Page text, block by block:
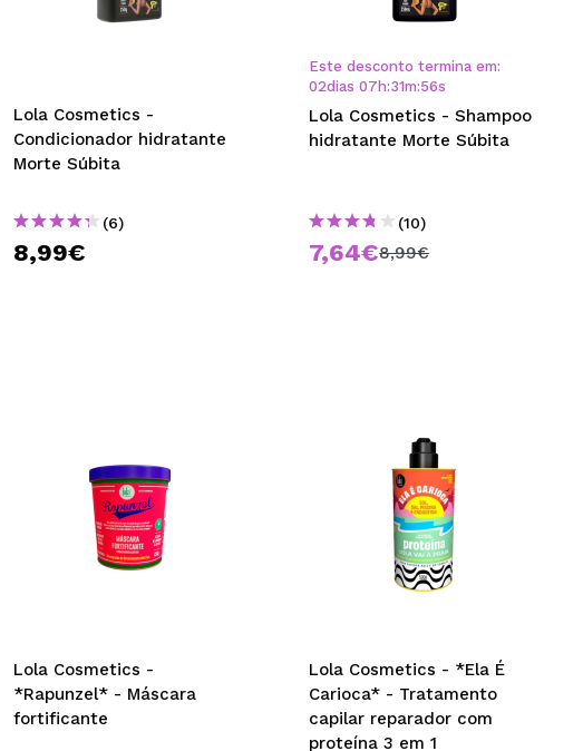
Lola Cosmetics -
Condicionador hidratante
Morte Súbita
(6)
8,99€
Este desconto termina em:
02dias 07 h:31m:55s
Lola Cosmetics - Shampoo
hidratante Morte Súbita
(10)
7,64€8,99€
Lola Cosmetics -
*Rapunzel* - Máscara
fortificante
Lola Cosmetics - *Ela É
Carioca* - Tratamento
capilar reparador com
proteína 3 em 1